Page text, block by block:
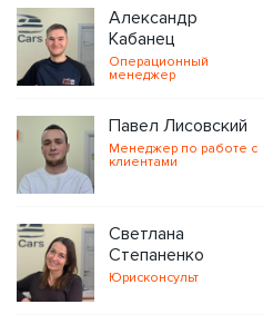
Александр
Кабанец
Операционный
менеджер
Павел Лисовский
Менеджер по работе с
клиентами
Светлана
Степаненко
Юрисконсульт